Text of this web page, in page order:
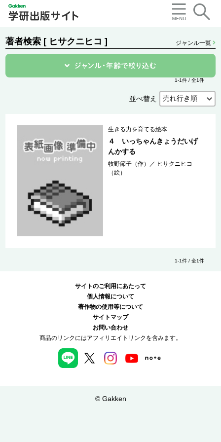
著者検索 [ ヒサクニヒコ ] ジャンル一覧
1-1件 / 全1件
並べ替え
生きる力を育てる絵本
４ いっちゃんきょうだいげ
んかする
牧野節子（作） ／ ヒサクニヒコ
（絵）
1-1件 / 全1件
サイトのご利用にあたって
個人情報について
著作物の使用等について
サイトマップ
お問い合わせ
商品のリンクにはアフィリエイトリンクを含みます。
© Gakken